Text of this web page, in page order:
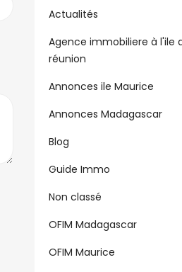
Actualités
Agence immobiliere à l'ile
réunion
Annonces ile Maurice
Annonces Madagascar
Blog
Guide Immo
Non classé
OFIM Madagascar
OFIM Maurice